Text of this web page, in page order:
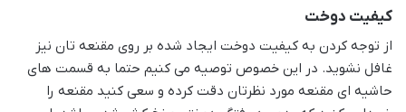
کیفیت دوخت
از توجه کردن به کیفیت دوخت ایجاد شده بر روی مقنعه تان نیز
غافل نشوید. در این خصوص توصیه می کنیم حتما به قسمت های
حاشیه ای مقنعه مورد نظرتان دقت کرده و سعی کنید مقنعه را